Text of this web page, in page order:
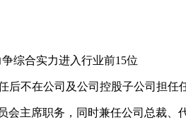
综合实力进入行业前15位
不在公司及公司控股子公司担任
主席职务，同时兼任公司总裁